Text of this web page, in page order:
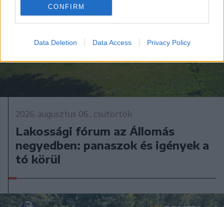
CONFIRM
Data Deletion Data Access Privacy Policy
2026. augusztus 06., csütörtök
Lakossági fórum az Állomás
negyedben: panaszok és igények a
tó körül